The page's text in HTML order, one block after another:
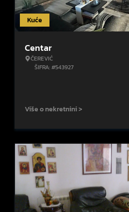
Kuće
Centar
ČEREVIĆ
ŠIFRA: #543927
Više o nekretnini >